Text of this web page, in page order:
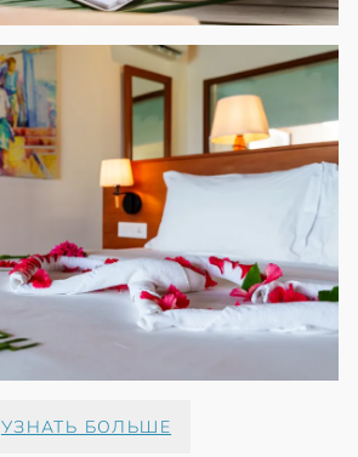
УЗНАТЬ БОЛЬШЕ